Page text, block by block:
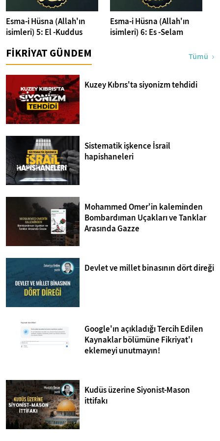
Esma-i Hüsna (Allah'ın
isimleri) 5: El -Kuddus
Esma-i Hüsna (Allah'ın
isimleri) 6: Es -Selam
FİKRİYAT GÜNDEM Tümü
Kuzey Kıbrıs'ta siyonizm tehdidi
Sistematik işkence İsrail
hapishaneleri
Mohammed Omer'in kaleminden
Bombardıman Uçakları ve Tanklar
Arasında Gazze
Devlet ve millet binasının dört direği
Google'ın açıkladığı Tercih Edilen
Kaynaklar bölümüne Fikriyat'ı
eklemeyi unutmayın!
Kudüs üzerine Siyonist-Mason
ittifakı